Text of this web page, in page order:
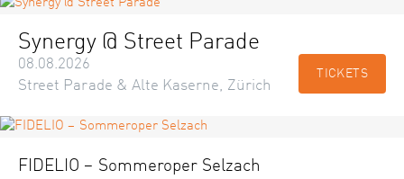
Synergy @ Street Parade
08.08.2026
Street Parade & Alte Kaserne, Zürich
TICKETS
FIDELIO – Sommeroper Selzach